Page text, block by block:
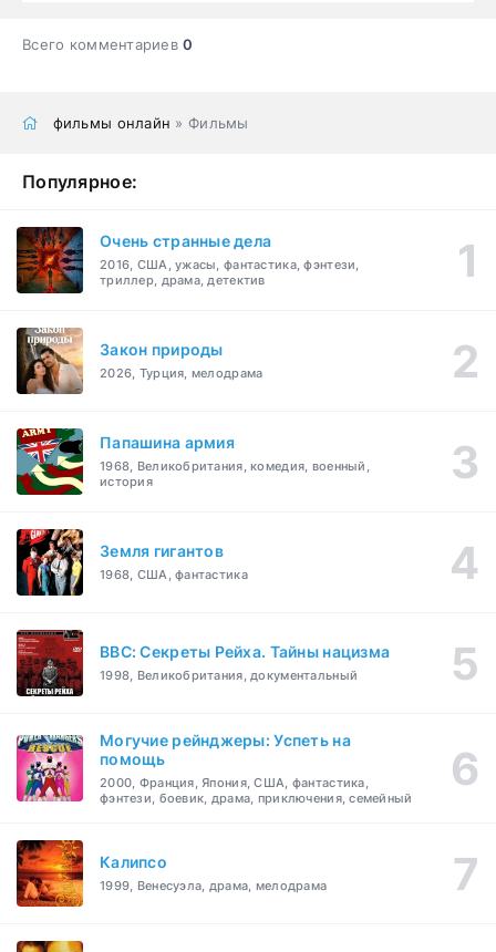
Всего комментариев0
фильмы онлайн » Фильмы
Популярное:
Очень странные дела
2016, США, ужасы, фантастика, фэнтези,
триллер, драма, детектив
Закон природы
2026, Турция, мелодрама
Папашина армия
1968, Великобритания, комедия, военный,
история
Земля гигантов
1968, США, фантастика
BBC: Секреты Рейха. Тайны нацизма
1998, Великобритания, документальный
Могучие рейнджеры: Успеть на
помощь
2000, Франция, Япония, США, фантастика,
фэнтези, боевик, драма, приключения, семейный
Калипсо
1999, Венесуэла, драма, мелодрама